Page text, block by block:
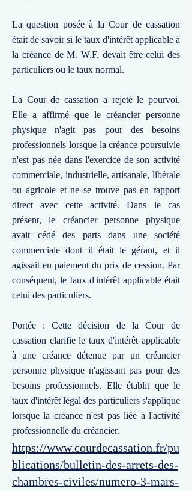
La question posée à la Cour de cassation
était de savoir si le taux d'intérêt applicable à
la créance de M. W.F. devait être celui des
particuliers ou le taux normal.
La Cour de cassation a rejeté le pourvoi.
Elle a affirmé que le créancier personne
physique n'agit pas pour des besoins
professionnels lorsque la créance poursuivie
n'est pas née dans l'exercice de son activité
commerciale, industrielle, artisanale, libérale
ou agricole et ne se trouve pas en rapport
direct avec cette activité. Dans le cas
présent, le créancier personne physique
avait cédé des parts dans une société
commerciale dont il était le gérant, et il
agissait en paiement du prix de cession. Par
conséquent, le taux d'intérêt applicable était
celui des particuliers.
Portée : Cette décision de la Cour de
cassation clarifie le taux d'intérêt applicable
à une créance détenue par un créancier
personne physique n'agissant pas pour des
besoins professionnels. Elle établit que le
taux d'intérêt légal des particuliers s'applique
lorsque la créance n'est pas liée à l'activité
professionnelle du créancier.
https://www.courdecassation.fr/pu
blications/bulletin-des-arrets-des-
chambres-civiles/numero-3-mars-